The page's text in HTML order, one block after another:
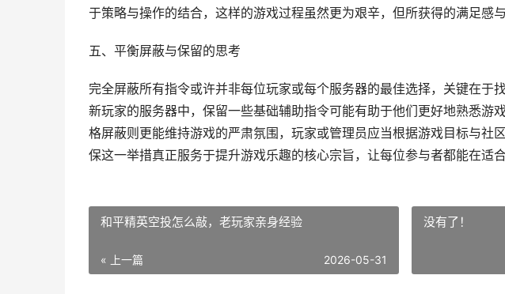
于策略与操作的结合，这样的游戏过程虽然更为艰辛，但所获得的满足感
五、平衡屏蔽与保留的思考
完全屏蔽所有指令或许并非每位玩家或每个服务器的最佳选择，关键在于
新玩家的服务器中，保留一些基础辅助指令可能有助于他们更好地熟悉游
格屏蔽则更能维持游戏的严肃氛围，玩家或管理员应当根据游戏目标与社
保这一举措真正服务于提升游戏乐趣的核心宗旨，让每位参与者都能在适
和平精英空投怎么敲，老玩家亲身经验
« 上一篇 2026-05-31
没有了！